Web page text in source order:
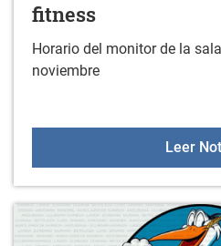
fitness
Horario del monitor de la
noviembre
Leer